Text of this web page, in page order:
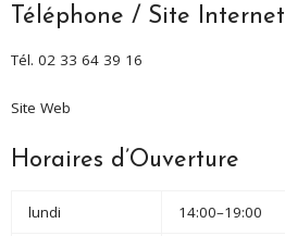
Téléphone / Site Internet
Tél. 02 33 64 39 16
Site Web
Horaires d’Ouverture
lundi 14:00–19:00